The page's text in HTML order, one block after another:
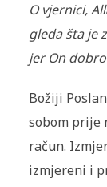
O vjernici,
gleda šta je
jer On
Božiji
sobom prije
račun.
izmjereni i